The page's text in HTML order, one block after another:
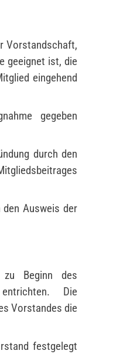
Vorstandschaft,
geeignet ist, die
eingehend
gegeben
durch den
Ausweis der
Beginn des
Die
Vorstandes die
festgelegt